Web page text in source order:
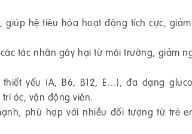
hệ tiêu hóa hoạt động tích cực,
tác nhân gây hại từ môi trường, giảm
yếu (A, B6, B12, E…), đa dạng
óc, vận động viên.
phù hợp với nhiều đối tượng từ trẻ